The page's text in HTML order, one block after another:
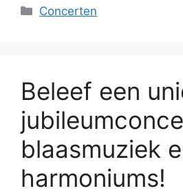
Categorieën
Concerten
Beleef een
blaasmuziek
harmoniums!